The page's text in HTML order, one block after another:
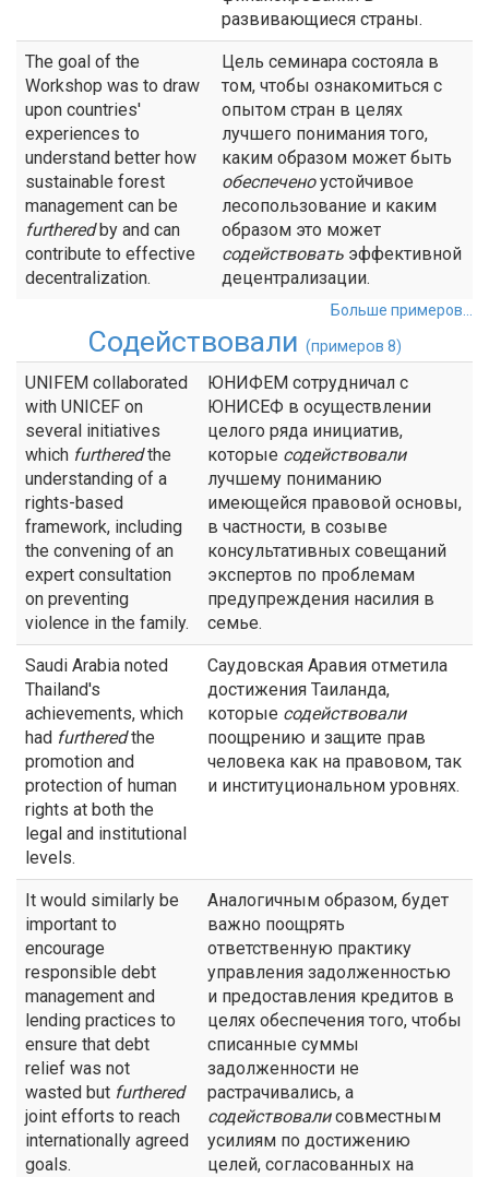
развивающиеся страны.
The goal of the
Workshop was to draw
upon countries'
experiences to
understand better how
sustainable forest
management can be
furtheredby and can
contribute to effective
decentralization.
Цель семинара состояла в
том, чтобы ознакомиться с
опытом стран в целях
лучшего понимания того,
каким образом может быть
обеспеченоустойчивое
лесопользование и каким
образом это может
содействовать эффективной
децентрализации.
Больше примеров...
Содействовали (примеров 8)
UNIFEM collaborated
with UNICEF on
several initiatives
which furtheredthe
understanding of a
rights-based
framework, including
the convening of an
expert consultation
on preventing
violence in the family.
ЮНИФЕМ сотрудничал с
ЮНИСЕФ в осуществлении
целого ряда инициатив,
которые содействовали
лучшему пониманию
имеющейся правовой основы,
в частности, в созыве
консультативных совещаний
экспертов по проблемам
предупреждения насилия в
семье.
Saudi Arabia noted
Thailand's
achievements, which
had furtheredthe
promotion and
protection of human
rights at both the
legal and institutional
levels.
Саудовская Аравия отметила
достижения Таиланда,
которые содействовали
поощрению и защите прав
человека как на правовом, так
и институциональном уровнях.
It would similarly be
important to
encourage
responsible debt
management and
lending practices to
ensure that debt
relief was not
wasted but furthered
joint efforts to reach
internationally agreed
goals.
Аналогичным образом, будет
важно поощрять
ответственную практику
управления задолженностью
и предоставления кредитов в
целях обеспечения того, чтобы
списанные суммы
задолженности не
растрачивались, а
содействовалисовместным
усилиям по достижению
целей, согласованных на